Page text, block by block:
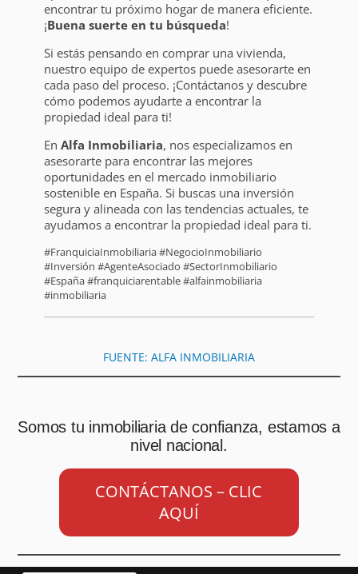
encontrar tu próximo hogar de manera eficiente.
¡Buena suerte en tu búsqueda!
Si estás pensando en comprar una vivienda,
nuestro equipo de expertos puede asesorarte en
cada paso del proceso. ¡Contáctanos y descubre
cómo podemos ayudarte a encontrar la
propiedad ideal para ti!
En Alfa Inmobiliaria, nos especializamos en
asesorarte para encontrar las mejores
oportunidades en el mercado inmobiliario
sostenible en España. Si buscas una inversión
segura y alineada con las tendencias actuales, te
ayudamos a encontrar la propiedad ideal para ti.
#FranquiciaInmobiliaria #NegocioInmobiliario
#Inversión #AgenteAsociado #SectorInmobiliario
#España #franquiciarentable #alfainmobiliaria
#inmobiliaria
FUENTE: ALFA INMOBILIARIA
Somos tu inmobiliaria de confianza, estamos a
nivel nacional.
CONTÁCTANOS – CLIC
AQUÍ